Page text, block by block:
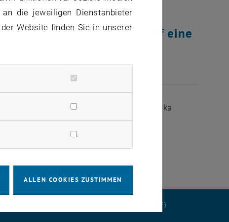
so leben? Kommt mit auf eine
die im Juli 2018 in Tshwane, Südafrika
, öffnet eine externe URL in einem neuen Fenster
DATENSCHUTZERKLÄRUNG (PDF)
die jeweiligen Dienstanbieter
Website finden Sie in unserer
ALLEN COOKIES ZUSTIMMEN